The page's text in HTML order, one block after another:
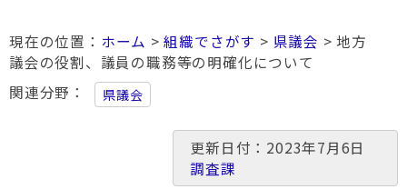
ホーム >組織でさがす > 県議会 > 地方
議会の役割、議員の職務等の明確化について
関連分野
県議会
更新日付：2023年7月6日
調査課